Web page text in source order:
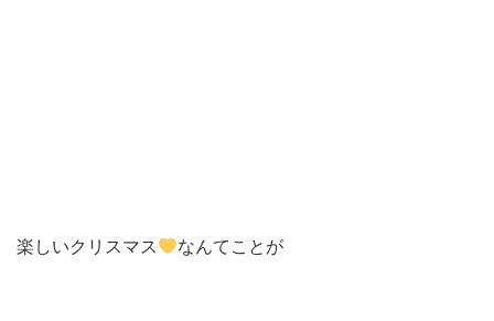
楽しいクリスマス なんてことが